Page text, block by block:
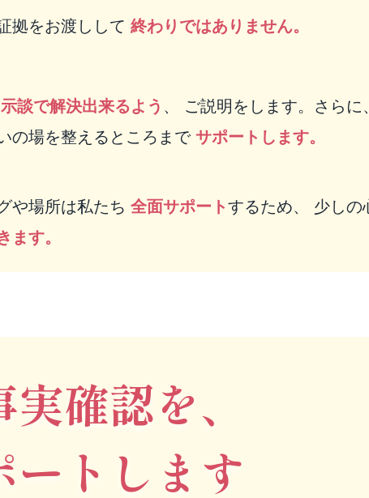
拠をお渡しして 終わりではありません。
談で解決出来るよう 、 ご説明をします。さら
の場を整えるところまで サポートします。
や場所は私たち 全面サポートするため、 少し
ます。
確認を、
トします